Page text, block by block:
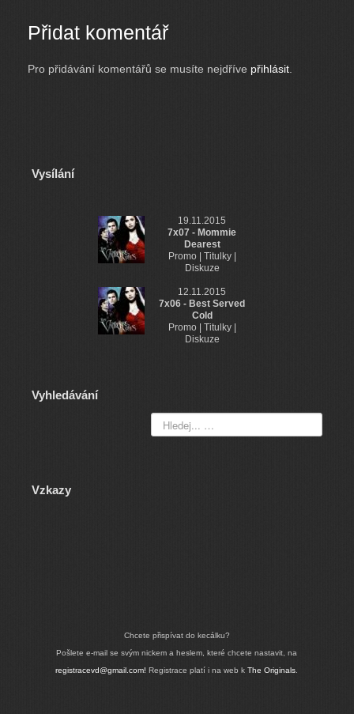
Přidat komentář
Pro přidávání komentářů se musíte nejdříve přihlásit
Vysílání
19.11.2015
7x07 - Mommie
Dearest
Promo | Titulky |
Diskuze
12.11.2015
7x06 - Best Served
Cold
Promo | Titulky |
Diskuze
Vyhledávání
Vzkazy
Chcete přispívat do kecálku?
Pošlete e-mail se svým nickem a heslem, které chcete nastavit, na
registracevd@gmail.com! Registrace platí i na web kThe Originals